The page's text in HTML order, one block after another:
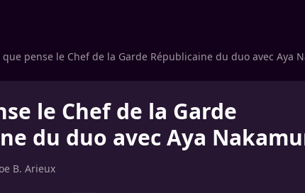
que pense le Chef de la Garde Républicaine du duo avec Aya
le Chef de la Garde
du duo avec Aya
B. Arieux